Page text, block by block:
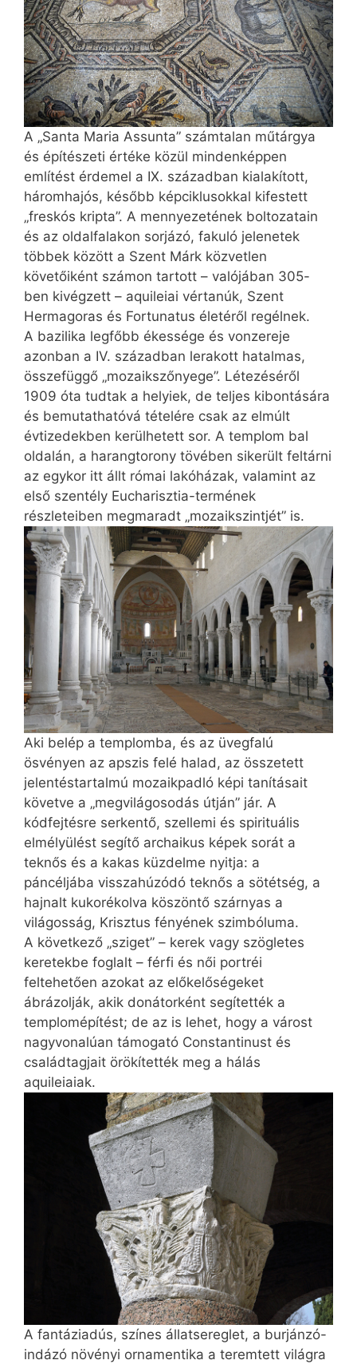
A „Santa Maria Assunta” számtalan műtárgya
és építészeti értéke közül mindenképpen
említést érdemel a IX. században kialakított,
háromhajós, később képciklusokkal kifestett
„freskós kripta”. A mennyezetének boltozatain
és az oldalfalakon sorjázó, fakuló jelenetek
többek között a Szent Márk közvetlen
követőiként számon tartott – valójában 305-
ben kivégzett – aquileiai vértanúk, Szent
Hermagoras és Fortunatus életéről regélnek.
A bazilika legfőbb ékessége és vonz­ereje
azonban a IV. században lerakott hatalmas,
összefüggő „mozaikszőnyege”. Létezéséről
1909 óta tudtak a helyiek, de teljes kibontására
és bemutathatóvá tételére csak az elmúlt
évtizedekben kerülhetett sor. A templom bal
oldalán, a harangtorony tövében sikerült feltárni
az egykor itt állt római lakóházak, valamint az
első szentély Eucharisztia-termének
részleteiben megmaradt „mozaikszintjét” is.
Aki belép a templomba, és az üvegfalú
ösvényen az apszis felé halad, az összetett
jelentéstartalmú mozaikpadló képi tanításait
követve a „megvilágosodás útján” jár. A
kódfejtésre serkentő, szellemi és spirituális
elmélyülést segítő archaikus képek sorát a
teknős és a kakas küzdelme nyitja: a
páncéljába visszahúzódó teknős a sötétség, a
hajnalt kukorékolva köszöntő szárnyas a
világosság, Krisztus fényének szimbóluma.
A következő „sziget” – kerek vagy szögletes
keretekbe foglalt – férfi és női portréi
feltehetően azokat az előkelőségeket
ábrázolják, akik donátorként segítették a
templomépítést; de az is lehet, hogy a várost
nagyvonalúan támogató Constantinust és
családtagjait örökítették meg a hálás
aquileiaiak.
A fantáziadús, színes állatsereglet, a burjánzó-
indázó növényi ornamentika a teremtett világra